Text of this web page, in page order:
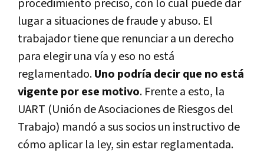
procedimiento preciso, con lo cual puede dar
lugar a situaciones de fraude y abuso. El
trabajador tiene que renunciar a un derecho
para elegir una vía y eso no está
reglamentado.Uno podría decir que no está
vigente por ese motivo. Frente a esto, la
UART (Unión de Asociaciones de Riesgos del
Trabajo) mandó a sus socios un instructivo de
cómo aplicar la ley, sin estar reglamentada.